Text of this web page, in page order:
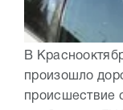
В
произошло
происшествие